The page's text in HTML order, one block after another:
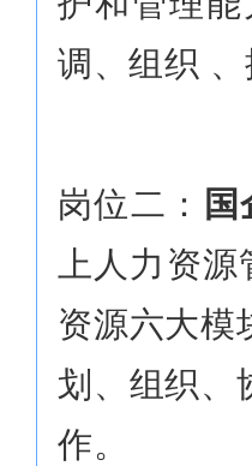
调、组织
岗位二：
上人力资
资源六大模
划、组织、
作。